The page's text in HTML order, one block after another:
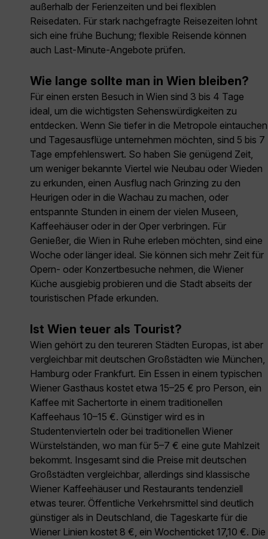
außerhalb der Ferienzeiten und bei flexiblen
Reisedaten. Für stark nachgefragte Reisezeiten lohnt
sich eine frühe Buchung; flexible Reisende können
auch Last-Minute-Angebote prüfen.
Wie lange sollte man in Wien bleiben?
Für einen ersten Besuch in Wien sind 3 bis 4 Tage
ideal, um die wichtigsten Sehenswürdigkeiten zu
entdecken. Wenn Sie tiefer in die Metropole eintauchen
und Tagesausflüge unternehmen möchten, sind 5 bis 7
Tage empfehlenswert. So haben Sie genügend Zeit,
um weniger bekannte Viertel wie Neubau oder Wieden
zu erkunden, einen Ausflug nach Grinzing zu den
Heurigen oder in die Wachau zu machen, oder
entspannte Stunden in einem der vielen Museen,
Kaffeehäuser oder in der Oper verbringen. Für
Genießer, die Wien in Ruhe erleben möchten, sind eine
Woche oder länger ideal. Sie können sich mehr Zeit für
Opern- oder Konzertbesuche nehmen, die Wiener
Küche ausgiebig probieren und die Stadt abseits der
touristischen Pfade erkunden.
Ist Wien teuer als Tourist?
Wien gehört zu den teureren Städten Europas, ist aber
vergleichbar mit deutschen Großstädten wie München,
Hamburg oder Frankfurt. Ein Essen in einem typischen
Wiener Gasthaus kostet etwa 15–25 € pro Person, ein
Kaffee mit Sachertorte in einem traditionellen
Kaffeehaus 10–15 €. Günstiger wird es in
Studentenvierteln oder bei traditionellen Wiener
Würstelständen, wo man für 5–7 € eine gute Mahlzeit
bekommt. Insgesamt sind die Preise mit deutschen
Großstädten vergleichbar, allerdings sind klassische
Wiener Kaffeehäuser und Restaurants tendenziell
etwas teurer. Öffentliche Verkehrsmittel sind deutlich
günstiger als in Deutschland, die Tageskarte für die
Wiener Linien kostet 8 €, ein Wochenticket 17,10 €. Die